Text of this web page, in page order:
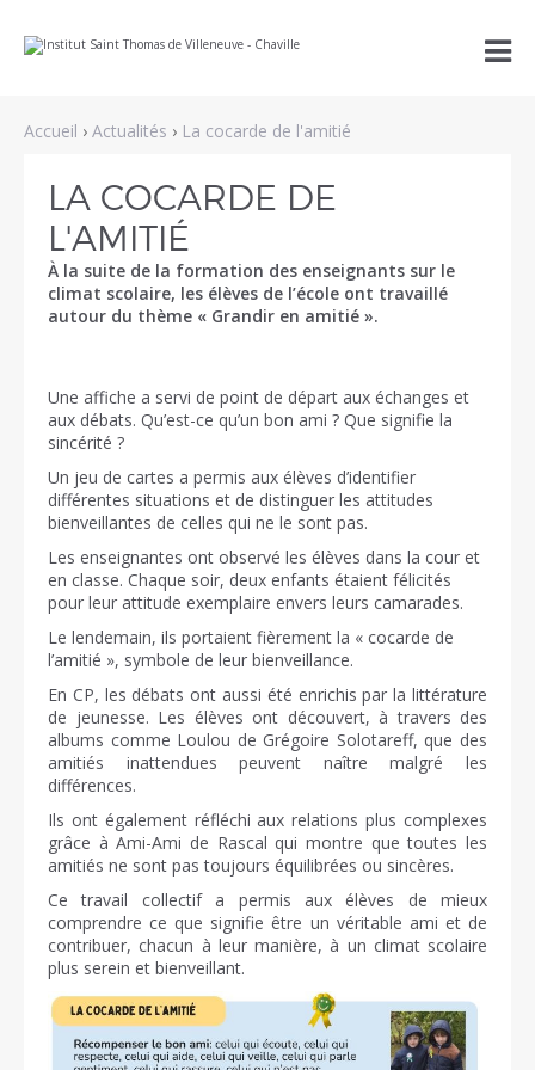
au
la
personnels

Accueil › Actualités › La cocarde de l'amitié
LA COCARDE DE
L'AMITIÉ
À la suite de la formation des enseignants sur le
climat scolaire, les élèves de l’école ont travaillé
autour du thème « Grandir en amitié ».
Une affiche a servi de point de départ aux échanges et
aux débats. Qu’est-ce qu’un bon ami ? Que signifie la
sincérité ?
Un jeu de cartes a permis aux élèves d’identifier
différentes situations et de distinguer les attitudes
bienveillantes de celles qui ne le sont pas.
Les enseignantes ont observé les élèves dans la cour et
en classe. Chaque soir, deux enfants étaient félicités
pour leur attitude exemplaire envers leurs camarades.
Le lendemain, ils portaient fièrement la « cocarde de
l’amitié », symbole de leur bienveillance.
En CP, les débats ont aussi été enrichis par la littérature
de jeunesse. Les élèves ont découvert, à travers des
albums comme Loulou de Grégoire Solotareff, que des
amitiés inattendues peuvent naître malgré les
différences.
Ils ont également réfléchi aux relations plus complexes
grâce à Ami-Ami de Rascal qui montre que toutes les
amitiés ne sont pas toujours équilibrées ou sincères.
Ce travail collectif a permis aux élèves de mieux
comprendre ce que signifie être un véritable ami et de
contribuer, chacun à leur manière, à un climat scolaire
plus serein et bienveillant.